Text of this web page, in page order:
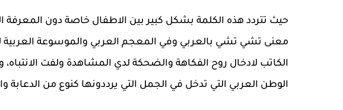
حيث تتردد هذه الكلمة بشكل كبير بين الاطفال خاصة دون المعرفة
معنى تشي تشي بالعربي وفي المعجم العربي والموسوعة العربية
الكاتب لادخال روح الفكاهة والضحكة لدي المشاهدة ولفت
الوطن العربي التي تدخل في الجمل التي يرددونها كنوع من